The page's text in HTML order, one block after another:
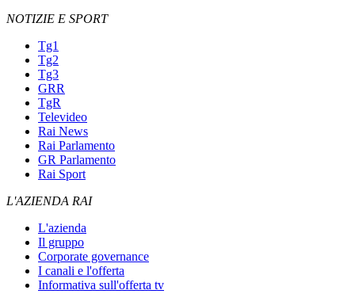
NOTIZIE E SPORT
Tg1
Tg2
Tg3
GRR
TgR
Televideo
Rai News
Rai Parlamento
GR Parlamento
Rai Sport
L'AZIENDA RAI
L'azienda
Il gruppo
Corporate governance
I canali e l'offerta
Informativa sull'offerta tv